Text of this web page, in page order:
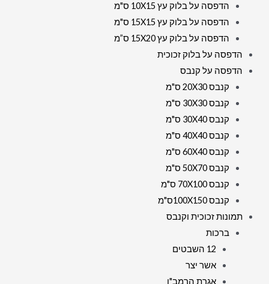
הדפסה על בלוק עץ 10X15 ס"מ
הדפסה על בלוק עץ 15X15 ס"מ
הדפסה על בלוק עץ 15X20 ס”מ
הדפסה על בלוק זכוכית
הדפסה על קנבס
קנבס 20X30 ס"מ
קנבס 30X30 ס"מ
קנבס 30X40 ס"מ
קנבס 40X40 ס"מ
קנבס 60X40 ס"מ
קנבס 50X70 ס"מ
קנבס 70X100 ס"מ
קנבס 100X150ס"מ
תמונות זכוכית וקנבס
ברכות
12 השבטים
אשר יצר
אגרת הרמב"ן
להדפסה
קנבס
או
זכוכית